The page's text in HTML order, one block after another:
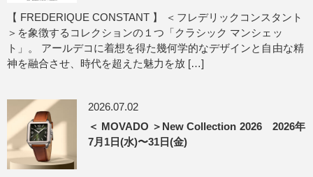
【 FREDERIQUE CONSTANT 】 ＜フレデリックコンスタント
＞を象徴するコレクションの１つ「クラシック マンシェッ
ト」。 アールデコに着想を得た幾何学的なデザインと自由な精
神を融合させ、時代を超えた魅力を放 […]
2026.07.02
＜ MOVADO ＞New Collection 2026 2026年
7月1日(水)〜31日(金)